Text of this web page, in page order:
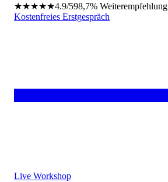
★★★★★4.9/598,7% Weiterempfehlung
Kostenfreies Erstgespräch
Live Workshop